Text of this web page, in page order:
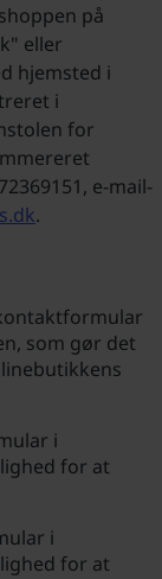
på
eller
hjemsted i
i
for
e-mail-
.
som gør det
i
for at
i
for at